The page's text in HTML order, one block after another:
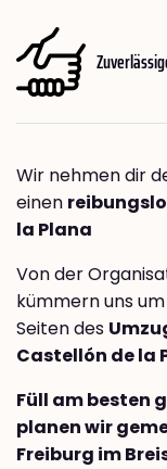
Wir nehmen dir
einen
la Plana
Von der
kümmern uns
Seiten des
Castellón de la
Füll am besten
planen wir
Freiburg im